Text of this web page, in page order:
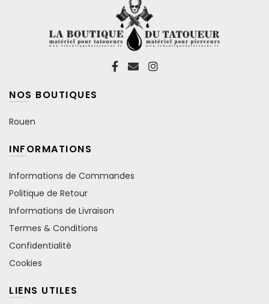
NOS BOUTIQUES
Rouen
INFORMATIONS
Informations de Commandes
Politique de Retour
Informations de Livraison
Termes & Conditions
Confidentialité
Cookies
LIENS UTILES